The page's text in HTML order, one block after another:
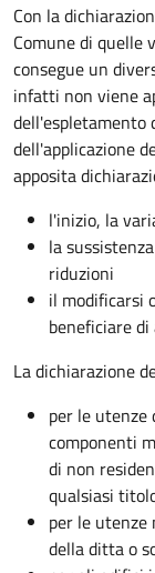
Con la
Comune di quelle
consegue un
infatti non viene
dell'espletamento
dell'applicazione
apposita
l'inizio, la
la
riduzioni
il modificarsi
beneficiare
La dichiarazione
per le utenze
componenti
di non
qualsiasi
per le utenze
della ditta o